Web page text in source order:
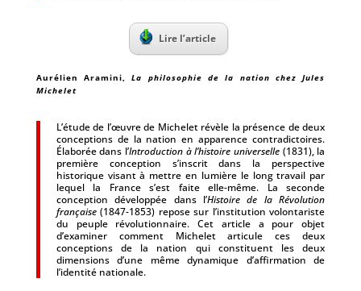
Lire l’article
Aurélien Aramini,La philosophie de la nation chez Jules
Michelet
L’étude de l’œuvre de Michelet révèle la présence de deux
conceptions de la nation en apparence contradictoires.
Élaborée dans l’Introduction à l’histoire universelle(1831), la
première conception s’inscrit dans la perspective
historique visant à mettre en lumière le long travail par
lequel la France s’est faite elle-même. La seconde
conception développée dans l’Histoire de la Révolution
française(1847-1853) repose sur l’institution volontariste
du peuple révolutionnaire. Cet article a pour objet
d’examiner comment Michelet articule ces deux
conceptions de la nation qui constituent les deux
dimensions d’une même dynamique d’affirmation de
l’identité nationale.